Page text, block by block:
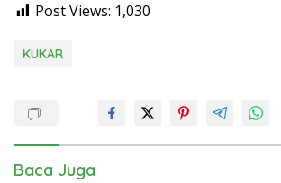
Post Views: 1,030
KUKAR
Baca Juga